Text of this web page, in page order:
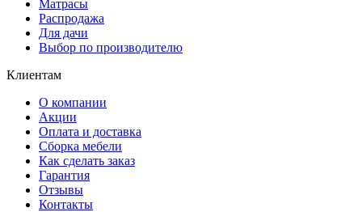
Матрасы
Распродажа
Для дачи
Выбор по производителю
Клиентам
О компании
Акции
Оплата и доставка
Сборка мебели
Как сделать заказ
Гарантия
Отзывы
Контакты